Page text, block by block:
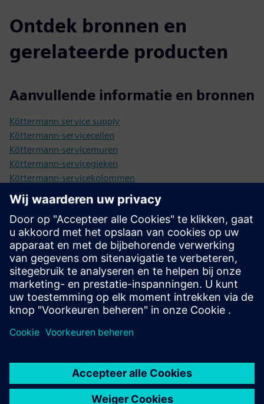
Ontdek bronnen en
gerelateerde producten
Aanvullende informatie en bronnen
Köttermann service supply
Köttermann-servicecellen
Köttermann-servicemuren
Köttermann-servicegieken
Köttermann-servicekolommen
Gegevensblad: Servicecellen
Gegevensblad: Servicemuur
Gegevensblad: Op een tafel gemonteerde
servicekolommen
Datasheet: Service- booms
Vereisten